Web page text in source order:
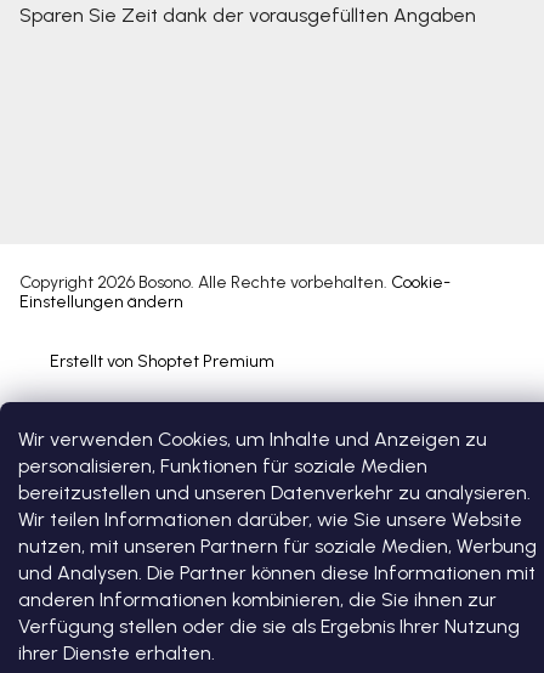
Wir verwenden Cookies, um Inhalte und Anzeigen zu
personalisieren, Funktionen für soziale Medien
bereitzustellen und unseren Datenverkehr zu analysieren.
Wir teilen Informationen darüber, wie Sie unsere Website
nutzen, mit unseren Partnern für soziale Medien, Werbung
und Analysen. Die Partner können diese Informationen mit
anderen Informationen kombinieren, die Sie ihnen zur
Verfügung stellen oder die sie als Ergebnis Ihrer Nutzung
ihrer Dienste erhalten.
Sparen Sie Zeit dank der vorausgefüllten Angaben
Erstellt von Shoptet Premium
Copyright 2026 Bosono. Alle Rechte vorbehalten. Cookie-
Einstellungen ändern